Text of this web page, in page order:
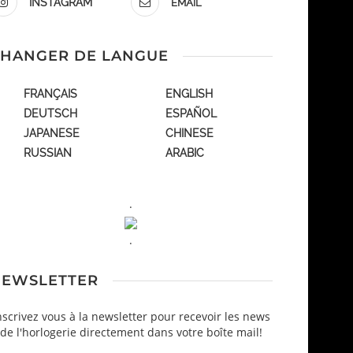
EMAIL
DE LANGUE
FRANÇAIS
ENGLISH
DEUTSCH
ESPAÑOL
JAPANESE
CHINESE
RUSSIAN
ARABIC
.
.
vous à la newsletter pour recevoir les news
de l'horlogerie directement dans votre boîte mail!